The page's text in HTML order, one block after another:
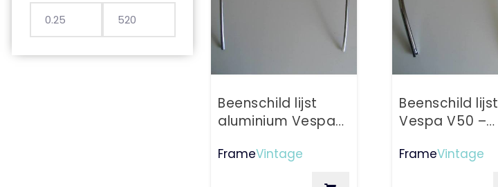
Beenschild lijst
aluminium Vespa
FrameVintage
Beenschild lijst
Vespa V50 –
FrameVintage